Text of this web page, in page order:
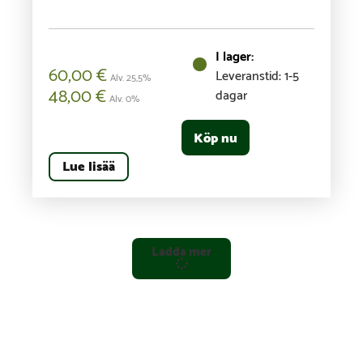
Leveranstid: 1-5
dagar
60,00€Alv. 25,5%
48,00€Alv. 0%
Lue lisää
Köp nu
Ladda mer